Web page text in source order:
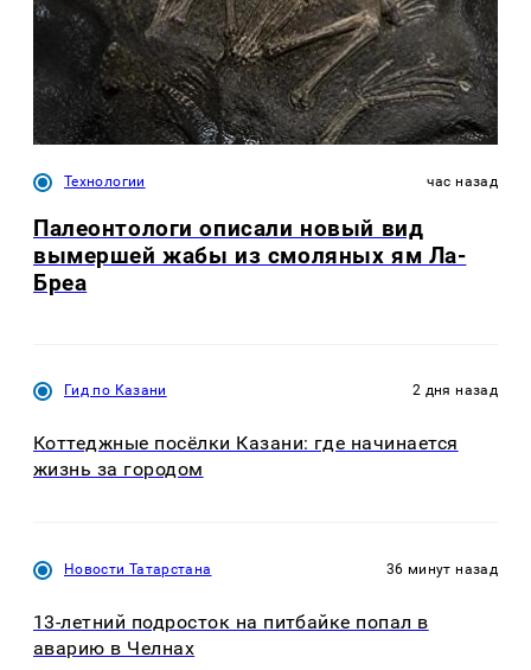
Технологии час назад
Палеонтологи описали новый вид
вымершей жабы из смоляных ям Ла-
Бреа
Гид по Казани 2 дня назад
Коттеджные посёлки Казани: где начинается
жизнь за городом
Новости Татарстана 36 минут назад
13-летний подросток на питбайке попал в
аварию в Челнах